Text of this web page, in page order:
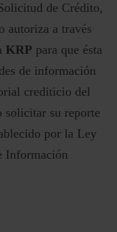
de Crédito,
autoriza a través
KRP para que ésta
de información
crediticio del
solicitar su reporte
por la Ley
Información